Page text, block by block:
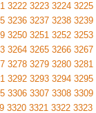
3222 3223 3224 3225
3236 3237 3238 3239
3250 3251 3252 3253
3264 3265 3266 3267
3278 3279 3280 3281
3292 3293 3294 3295
3306 3307 3308 3309
3320 3321 3322 3323